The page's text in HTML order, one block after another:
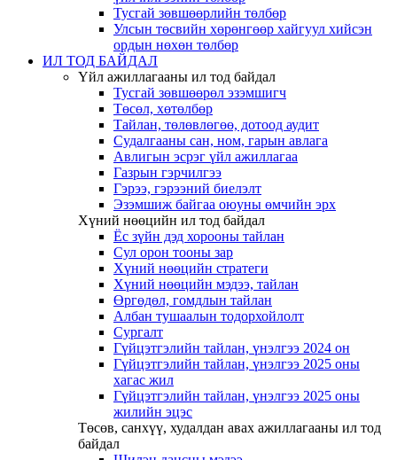
Тусгай зөвшөөрлийн төлбөр
Улсын төсвийн хөрөнгөөр хайгуул хийсэн
ордын нөхөн төлбөр
ИЛ ТОД БАЙДАЛ
Үйл ажиллагааны ил тод байдал
Тусгай зөвшөөрөл эзэмшигч
Төсөл, хөтөлбөр
Тайлан, төлөвлөгөө, дотоод аудит
Судалгааны сан, ном, гарын авлага
Авлигын эсрэг үйл ажиллагаа
Газрын гэрчилгээ
Гэрээ, гэрээний биелэлт
Эзэмшиж байгаа оюуны өмчийн эрх
Хүний нөөцийн ил тод байдал
Ёс зүйн дэд хорооны тайлан
Сул орон тооны зар
Хүний нөөцийн стратеги
Хүний нөөцийн мэдээ, тайлан
Өргөдөл, гомдлын тайлан
Албан тушаалын тодорхойлолт
Сургалт
Гүйцэтгэлийн тайлан, үнэлгээ 2024 он
Гүйцэтгэлийн тайлан, үнэлгээ 2025 оны
хагас жил
Гүйцэтгэлийн тайлан, үнэлгээ 2025 оны
жилийн эцэс
Төсөв, санхүү, худалдан авах ажиллагааны ил тод
байдал